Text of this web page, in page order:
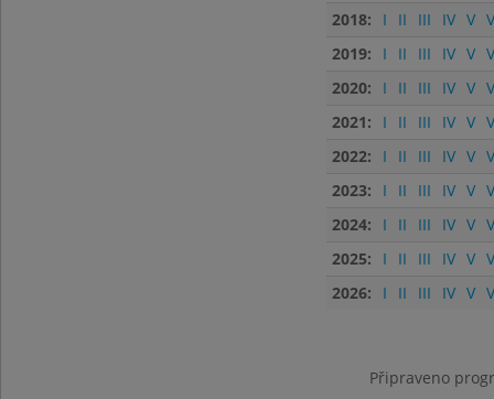
2018:
I II III IV V
2019:
I II III IV V
2020:
I II III IV V
2021:
I II III IV V
2022:
I II III IV V
2023:
I II III IV V
2024:
I II III IV V
2025:
I II III IV V
2026:
I II III IV V
Připraveno